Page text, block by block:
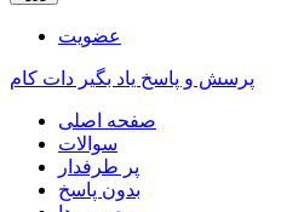
عضویت
پرسش و پاسخ یاد بگیر دات کام
صفحه اصلی
سوالات
پر طرفدار
بدون پاسخ